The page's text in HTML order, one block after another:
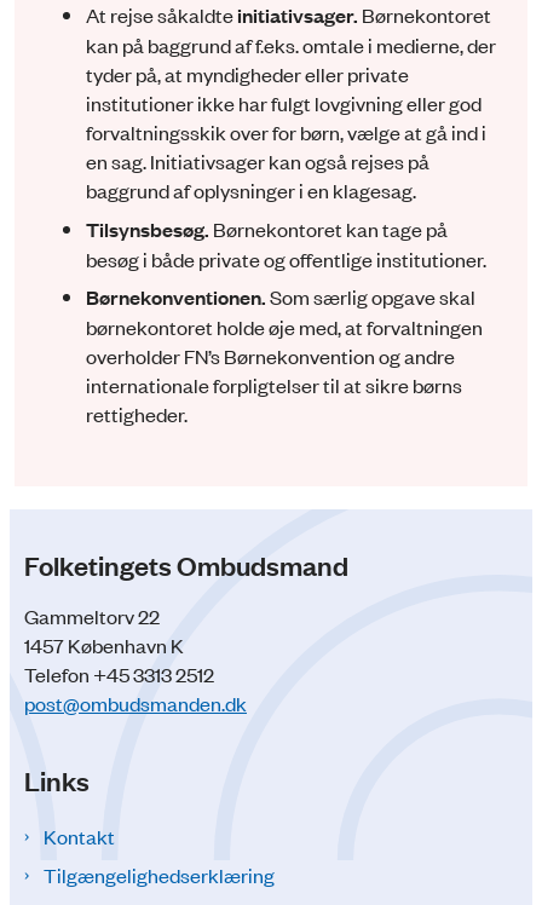
At rejse såkaldteinitiativsager. Børnekontoret
kan på baggrund af f.eks. omtale i medierne, der
tyder på, at myndigheder eller private
institutioner ikke har fulgt lovgivning eller god
forvaltningsskik over for børn, vælge at gå ind i
en sag. Initiativsager kan også rejses på
baggrund af oplysninger i en klagesag.
Tilsynsbesøg. Børnekontoret kan tage på
besøg i både private og offentlige institutioner.
Børnekonventionen.Som særlig opgave skal
børnekontoret holde øje med, at forvaltningen
overholder FN’s Børnekonvention og andre
internationale forpligtelser til at sikre børns
rettigheder.
Folketingets Ombudsmand
Gammeltorv 22
1457 København K
Telefon +45 3313 2512
post@ombudsmanden.dk
Links
Kontakt
Tilgængelighedserklæring